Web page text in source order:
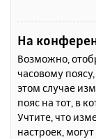
На
Возможно,
часовому
этом случае
пояс на тот, в
Учтите, что
настроек,